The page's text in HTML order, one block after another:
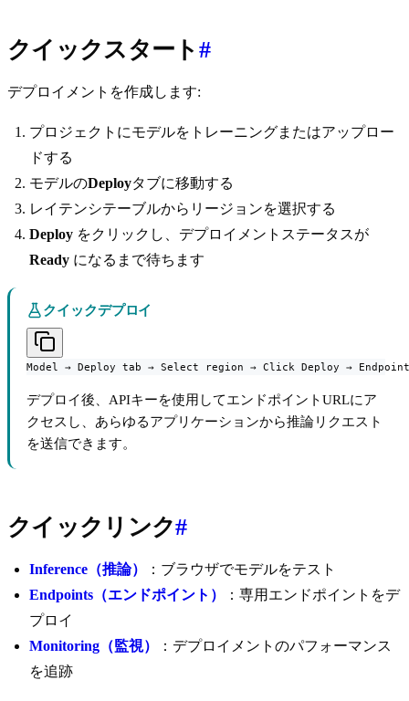
クイックスタート #
デプロイメントを作成します:
プロジェクトにモデルをトレーニングまたはアップロー
ドする
モデルのDeployタブに移動する
レイテンシテーブルからリージョンを選択する
Deploy をクリックし、デプロイメントステータスが
Ready になるまで待ちます
クイックデプロイ
Model → Deploy tab → Select region → Click Deploy → Endpoint
デプロイ後、APIキーを使用してエンドポイントURLにア
クセスし、あらゆるアプリケーションから推論リクエスト
を送信できます。
クイックリンク#
Inference（推論）
：ブラウザでモデルをテスト
Endpoints（エンドポイント）
：専用エンドポイントをデ
プロイ
Monitoring（監視）
：デプロイメントのパフォーマンス
を追跡